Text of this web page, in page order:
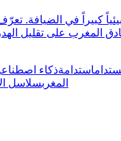
بيئياً كبيراً في الضيافة.
المغرب على تقليل
استدامةذكاء
المغربسلاسل